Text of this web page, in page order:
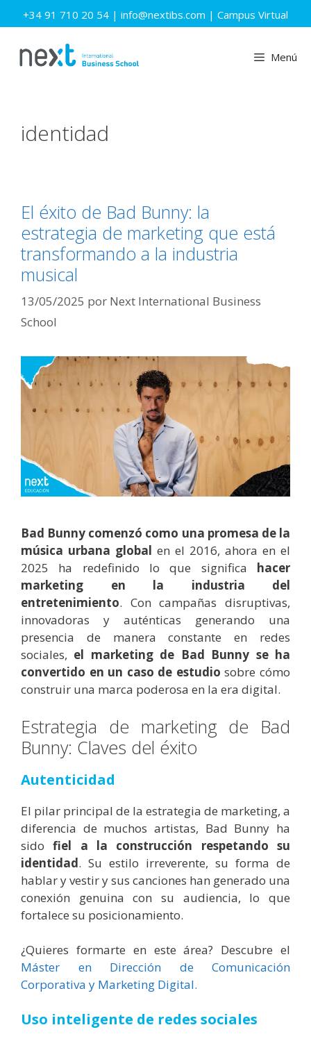
Saltar
al
+34 91 710 20 54 | info@nextibs.com | Campus Virtual
Menú
identidad
El éxito de Bad Bunny: la
estrategia de marketing que está
transformando a la industria
musical
13/05/2025 por Next International Business
School
Bad Bunny comenzó como una promesa de la
música urbana global en el 2016, ahora en el
2025 ha redefinido lo que significa hacer
marketing en la industria del
entretenimiento. Con campañas disruptivas,
innovadoras y auténticas generando una
presencia de manera constante en redes
sociales, el marketing de Bad Bunny se ha
convertido en un caso de estudio sobre cómo
construir una marca poderosa en la era digital.
Estrategia de marketing de Bad
Bunny: Claves del éxito
Autenticidad
El pilar principal de la estrategia de marketing, a
diferencia de muchos artistas, Bad Bunny ha
sidofiel a la construcción respetando su
identidad. Su estilo irreverente, su forma de
hablar y vestir y sus canciones han generado una
conexión genuina con su audiencia, lo que
fortalece su posicionamiento.
¿Quieres formarte en este área? Descubre el
Máster en Dirección de Comunicación
Corporativa y Marketing Digital.
Uso inteligente de redes sociales